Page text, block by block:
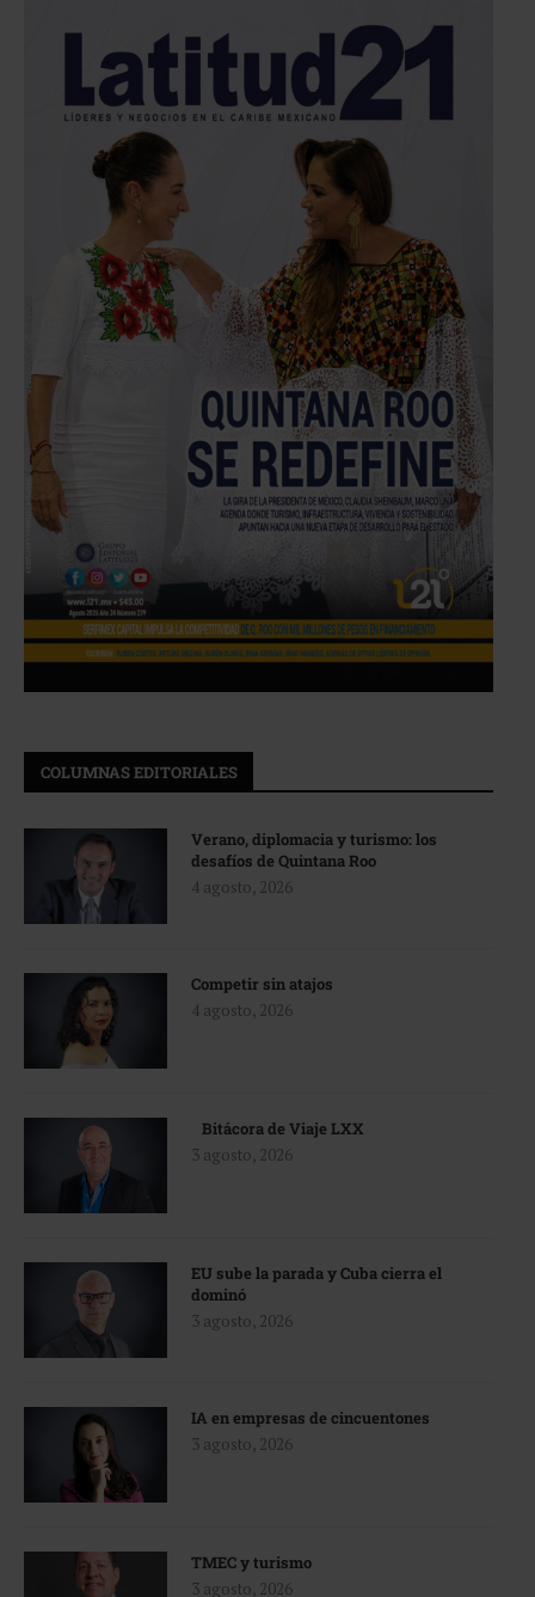
COLUMNAS EDITORIALES
Verano, diplomacia y turismo: los
desafíos de Quintana Roo
4 agosto, 2026
Competir sin atajos
4 agosto, 2026
Bitácora de Viaje LXX
3 agosto, 2026
EU sube la parada y Cuba cierra el
dominó
3 agosto, 2026
IA en empresas de cincuentones
3 agosto, 2026
TMEC y turismo
3 agosto, 2026